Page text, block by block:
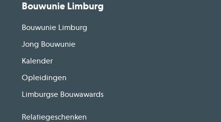
Bouwunie Limburg
Bouwunie Limburg
Jong Bouwunie
Kalender
Opleidingen
Limburgse Bouwawards
Relatiegeschenken